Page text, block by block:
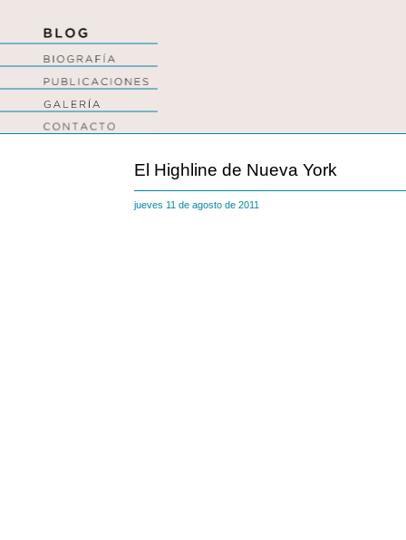
El Highline de Nueva York
jueves 11 de agosto de 2011